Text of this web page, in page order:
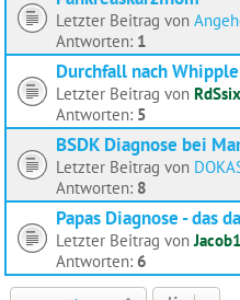
Letzter Beitrag von
Antworten: 1
Durchfall nach
Letzter Beitrag von RdSsix
Antworten: 5
BSDK Diagnose bei
Letzter Beitrag von
Antworten: 8
Papas Diagnose - das
Letzter Beitrag von
Antworten: 6